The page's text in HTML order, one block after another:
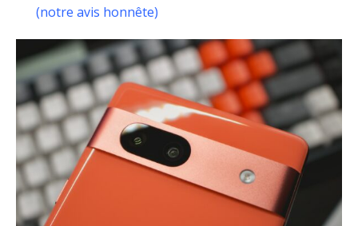
(notre avis honnête)